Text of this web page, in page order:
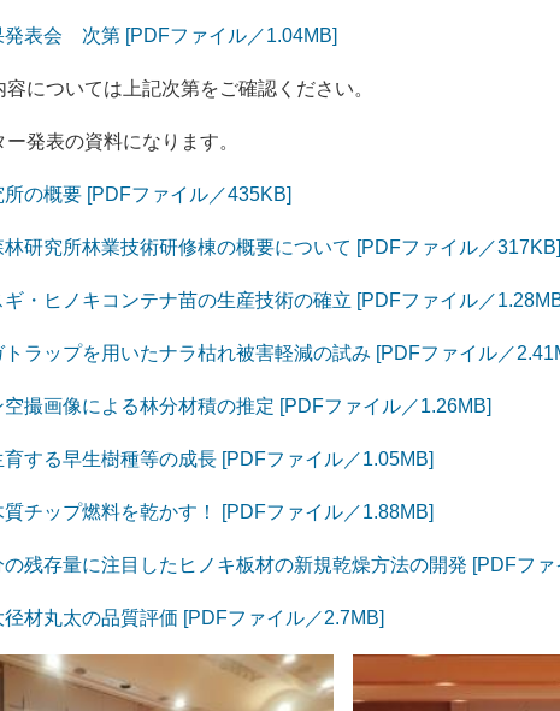
発表会 次第 [PDFファイル／1.04MB]
については上記次第をご確認ください。
発表の資料になります。
の概要 [PDFファイル／435KB]
林研究所林業技術研修棟の概要について [PDFファイル／317KB]
ギ・ヒノキコンテナ苗の生産技術の確立 [PDFファイル／
トラップを用いたナラ枯れ被害軽減の試み [PDFファイル／
空撮画像による林分材積の推定 [PDFファイル／1.26MB]
育する早生樹種等の成長 [PDFファイル／1.05MB]
チップ燃料を乾かす！ [PDFファイル／1.88MB]
残存量に注目したヒノキ板材の新規乾燥方法の開発 [PDFファ
径材丸太の品質評価 [PDFファイル／2.7MB]